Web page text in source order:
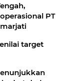
PT
target